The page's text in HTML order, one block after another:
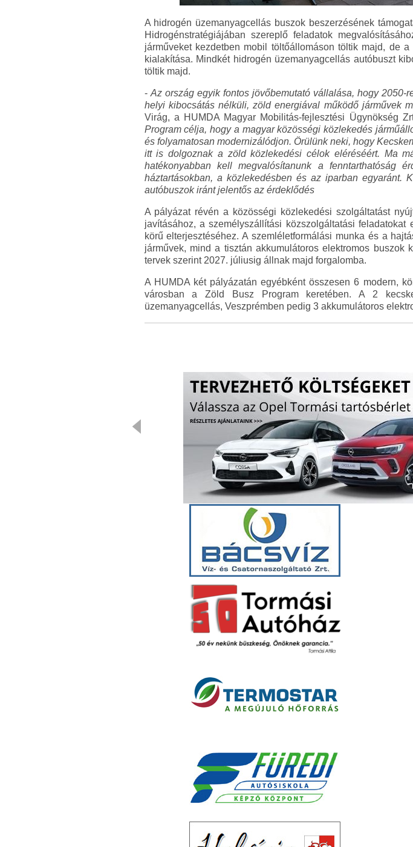
A hidrogén üzemanyagcellás buszok beszerzésének
Hidrogénstratégiájában szereplő feladatok
járműveket kezdetben mobil töltőállomáson töltik majd, de
kialakítása. Mindkét hidrogén üzemanyagcellás autóbuszt
töltik majd.
-Az ország egyik fontos jövőbemutató vállalása, hogy
helyi kibocsátás nélküli, zöld energiával működő járművek
Virág, a HUMDA Magyar Mobilitás-fejlesztési Ügynökség
Program célja, hogy a magyar közösségi közlekedés
és folyamatosan modernizálódjon. Örülünk neki, hogy
itt is dolgoznak a zöld közlekedési célok eléréséért. Ma
hatékonyabban kell megvalósítanunk a fenntarthatóság
háztartásokban, a közlekedésben és az iparban egyaránt.
autóbuszok iránt jelentős az érdeklődés
A pályázat révén a közösségi közlekedési szolgáltatást
javításához, a személyszállítási közszolgáltatási
körű elterjesztéséhez. A szemléletformálási munka és a
járművek, mind a tisztán akkumulátoros elektromos
tervek szerint 2027. júliusig állnak majd forgalomba.
A HUMDA két pályázatán egyébként összesen 6 modern,
városban a Zöld Busz Program keretében. A 2
üzemanyagcellás, Veszprémben pedig 3 akkumulátoros